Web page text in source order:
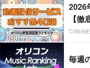
2026
【徹
CS動画
毎週